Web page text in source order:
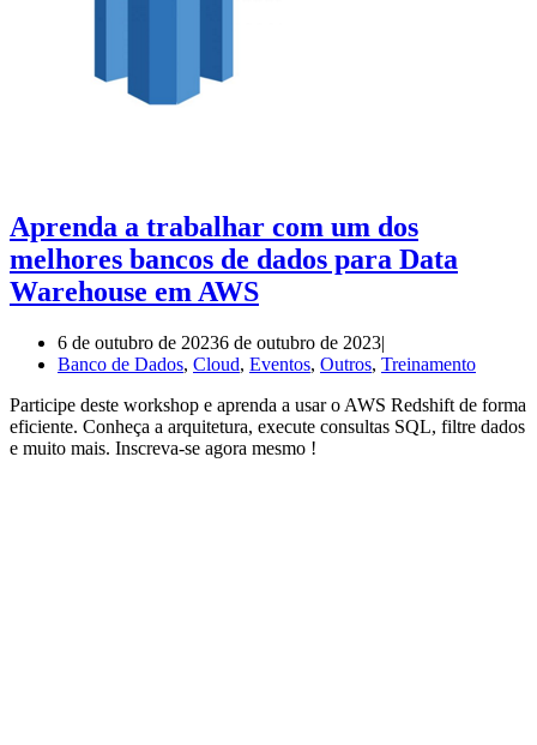
Aprenda a trabalhar com um dos
melhores bancos de dados para Data
Warehouse em AWS
6 de outubro de 20236 de outubro de 2023
Banco de Dados, Cloud, Eventos, Outros, Treinamento
Participe deste workshop e aprenda a usar o AWS Redshift de forma
eficiente. Conheça a arquitetura, execute consultas SQL, filtre dados
e muito mais. Inscreva-se agora mesmo !